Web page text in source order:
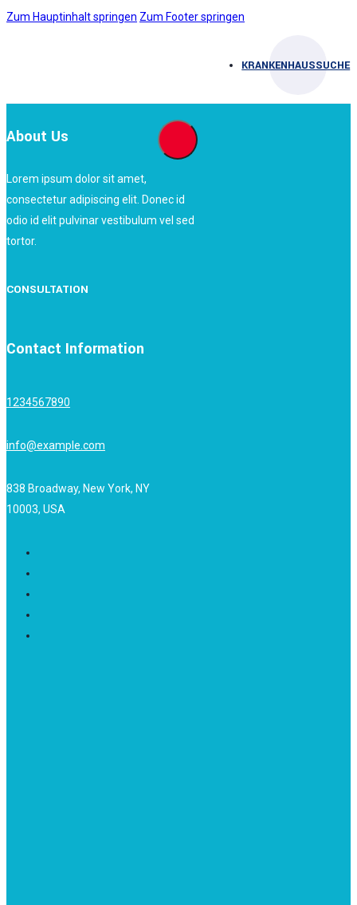
Zum Hauptinhalt springen Zum Footer springen
KRANKENHAUSSUCHE
About Us
Lorem ipsum dolor sit amet,
consectetur adipiscing elit. Donec id
odio id elit pulvinar vestibulum vel sed
tortor.
CONSULTATION
Contact Information
1234567890
info@example.com
838 Broadway, New York, NY
10003, USA